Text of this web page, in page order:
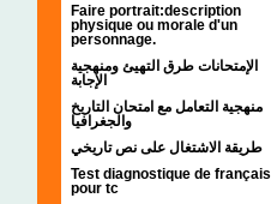
Faire portrait:description
physique ou morale d'un
personnage.
الإمتحانات طرق التهيئ ومنهجية
الإجابة
منهجية التعامل مع امتحان التاريخ
والجغرافيا
طريقة الاشتغال على نص تاريخي
Test diagnostique de français
pour tc